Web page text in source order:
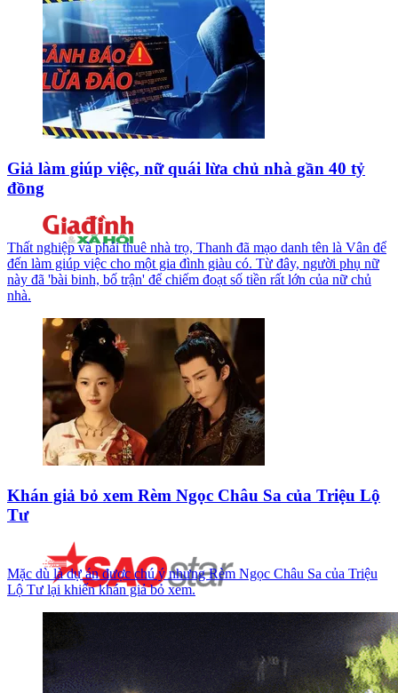
Giả làm giúp việc, nữ quái lừa chủ nhà gần 40 tỷ
đồng
Thất nghiệp và phải thuê nhà trọ, Thanh đã mạo danh tên là Vân để
đến làm giúp việc cho một gia đình giàu có. Từ đây, người phụ nữ
này đã 'bài binh, bố trận' để chiếm đoạt số tiền rất lớn của nữ chủ
nhà.
Khán giả bỏ xem Rèm Ngọc Châu Sa của Triệu Lộ
Tư
Mặc dù là dự án được chú ý nhưng Rèm Ngọc Châu Sa của Triệu
Lộ Tư lại khiến khán giả bỏ xem.